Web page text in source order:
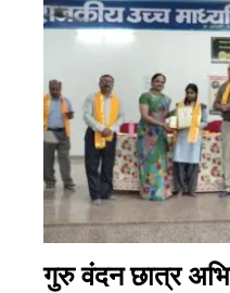
गुरु वंदन छात्र